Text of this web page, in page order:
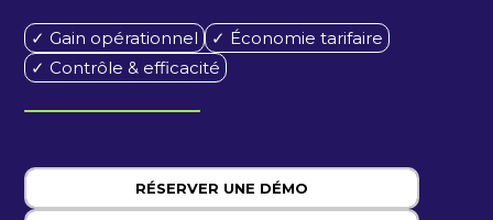
✓ Gain opérationnel
✓ Économie tarifaire
✓ Contrôle & efficacité
RÉSERVER UNE DÉMO